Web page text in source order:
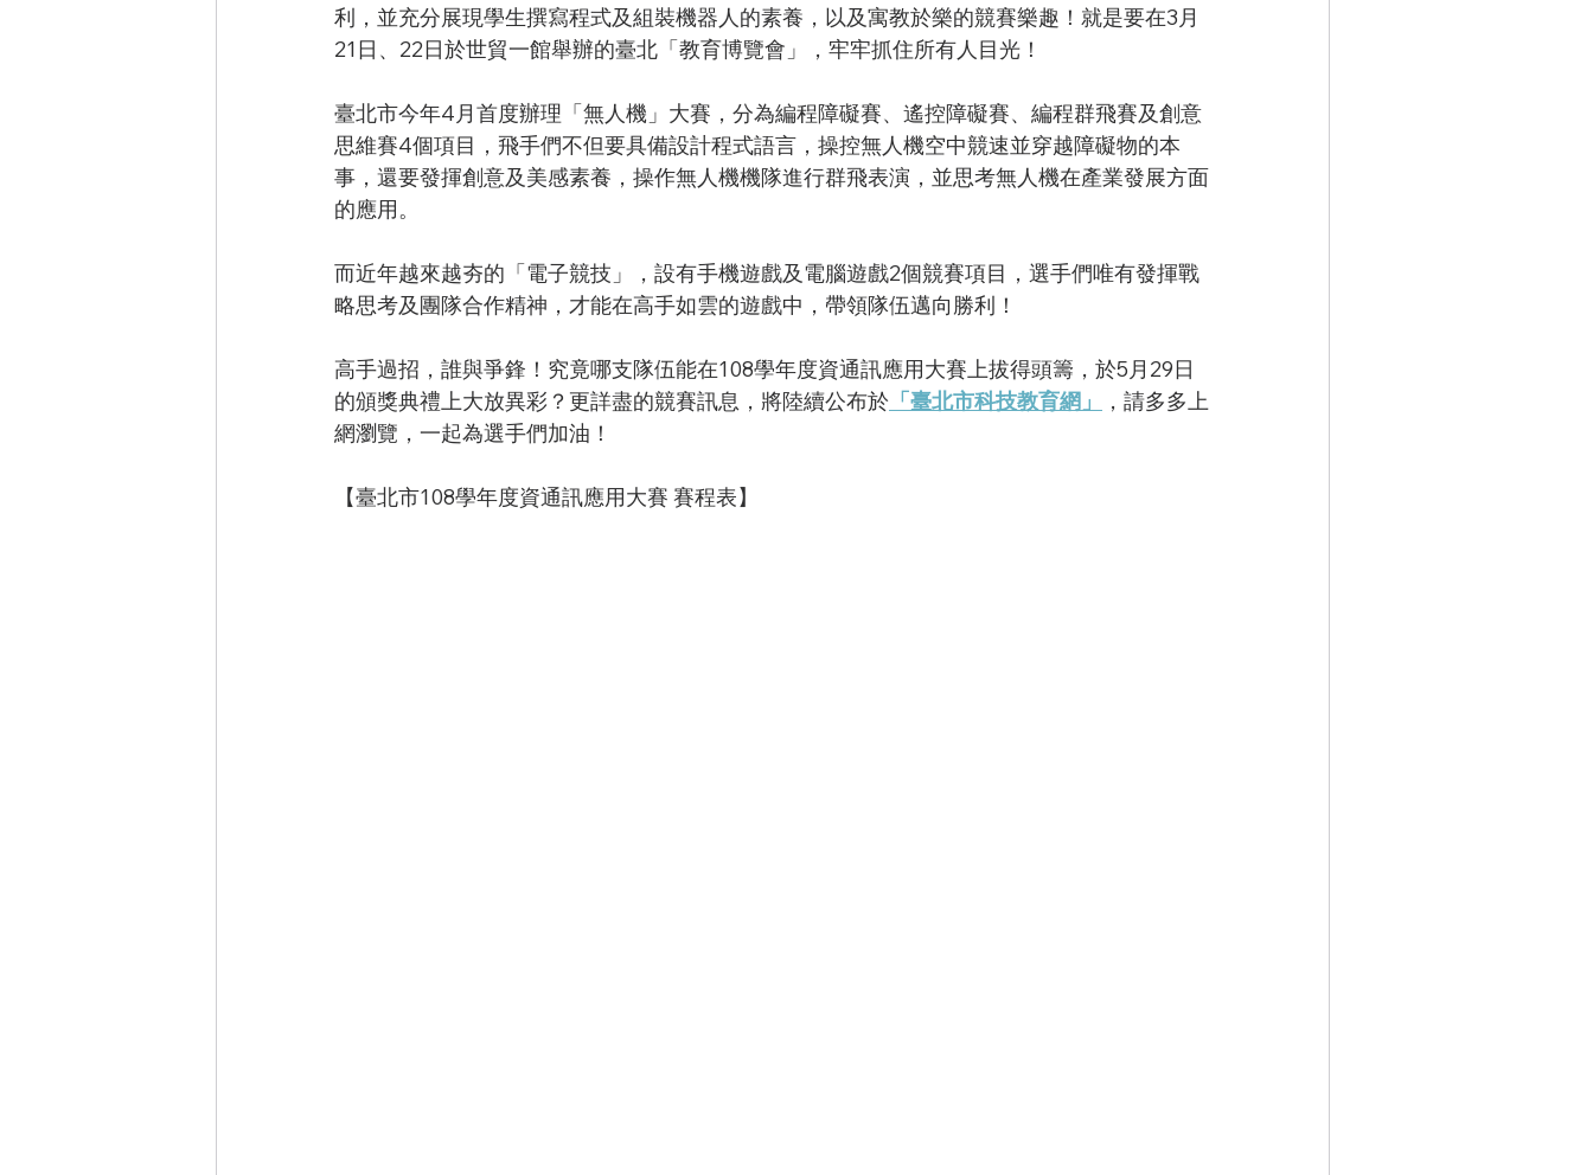
利，並充分展現學生撰寫程式及組裝機器人的素養，以及寓教於樂的競賽樂趣！就是要在3月
21日、22日於世貿一館舉辦的臺北「教育博覽會」，牢牢抓住所有人目光！
臺北市今年4月首度辦理「無人機」大賽，分為編程障礙賽、遙控障礙賽、編程群飛賽及創意
思維賽4個項目，飛手們不但要具備設計程式語言，操控無人機空中競速並穿越障礙物的本
事，還要發揮創意及美感素養，操作無人機機隊進行群飛表演，並思考無人機在產業發展方面
的應用。
而近年越來越夯的「電子競技」，設有手機遊戲及電腦遊戲2個競賽項目，選手們唯有發揮戰
略思考及團隊合作精神，才能在高手如雲的遊戲中，帶領隊伍邁向勝利！
高手過招，誰與爭鋒！究竟哪支隊伍能在108學年度資通訊應用大賽上拔得頭籌，於5月29日
的頒獎典禮上大放異彩？更詳盡的競賽訊息，將陸續公布於 「臺北市科技教育網」
，請多多上
網瀏覽，一起為選手們加油！
【臺北市108學年度資通訊應用大賽 賽程表】